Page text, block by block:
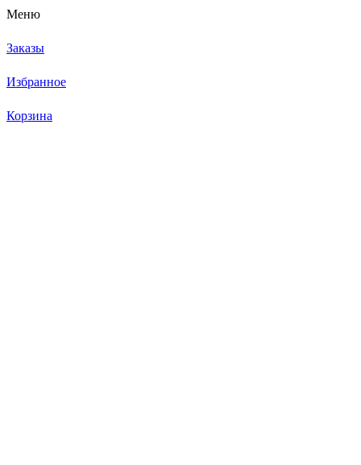
Меню
Заказы
Избранное
Корзина